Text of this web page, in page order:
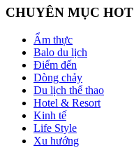
CHUYÊN MỤC HOT
Ẩm thực
Balo du lịch
Điểm đến
Dòng chảy
Du lịch thể thao
Hotel & Resort
Kinh tế
Life Style
Xu hướng